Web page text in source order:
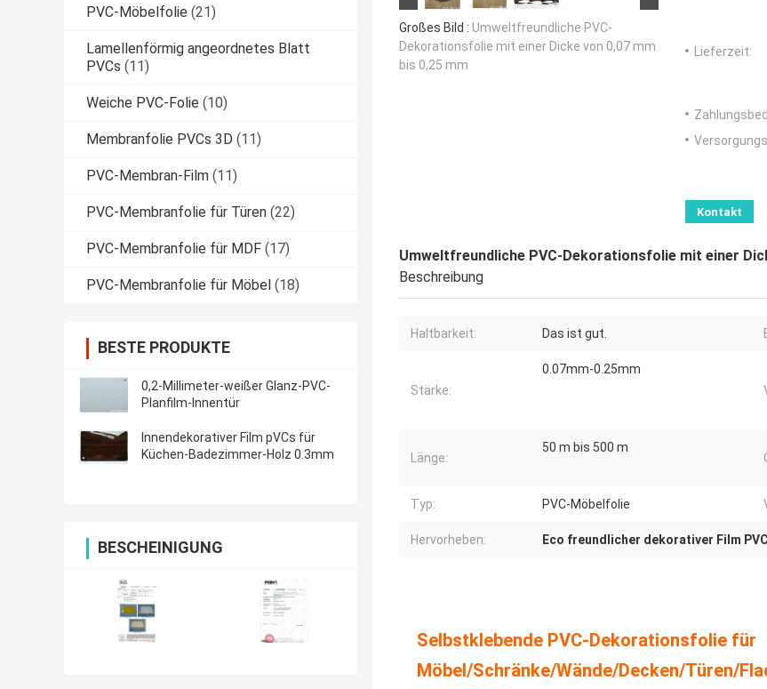
PVC-Möbelfolie (21)
Lamellenförmig angeordnetes Blatt
PVCs (11)
Weiche PVC-Folie (10)
Membranfolie PVCs 3D (11)
PVC-Membran-Film (11)
PVC-Membranfolie für Türen (22)
PVC-Membranfolie für MDF (17)
PVC-Membranfolie für Möbel (18)
BESTE PRODUKTE
0,2-Millimeter-weißer Glanz-PVC-
Planfilm-Innentür
Innendekorativer Film pVCs für
Küchen-Badezimmer-Holz 0.3mm
BESCHEINIGUNG
Großes Bild : Umweltfreundliche PVC-
Dekorationsfolie mit einer Dicke von 0,07 mm
bis 0,25 mm
Lieferzeit:
Kontakt
Umweltfreundliche PVC-Dekorationsfolie mit einer
Beschreibung
Haltbarkeit: Das ist gut.
Stärke:
0.07mm-0.25mm
Länge:
50 m bis 500 m
Typ: PVC-Möbelfolie
Hervorheben: Eco freundlicher dekorativer Film
Selbstklebende PVC-Dekorationsfolie für
Möbel/Schränke/Wände/Decken/Türen/